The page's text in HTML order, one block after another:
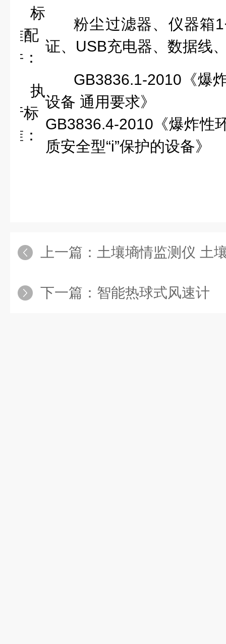
标
准配
件：
粉尘过滤器、仪器箱
证、USB充电器、数据线
执
行标
准：
GB3836.1-2010《爆
设备 通用要求》
GB3836.4-2010《爆炸性
质安全型“i”保护的设备》
上一篇： 土壤墒情监测仪 土
下一篇： 智能热球式风速计